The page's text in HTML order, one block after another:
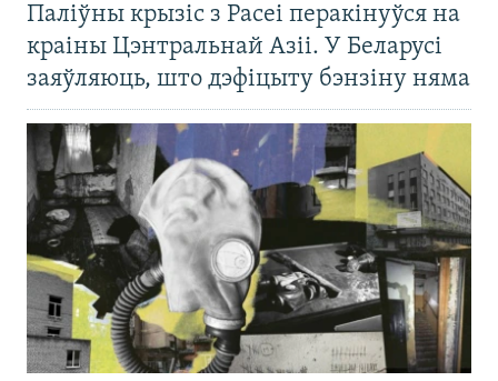
Паліўны крызіс з Расеі перакінуўся на
краіны Цэнтральнай Азіі. У Беларусі
заяўляюць, што дэфіцыту бэнзіну няма